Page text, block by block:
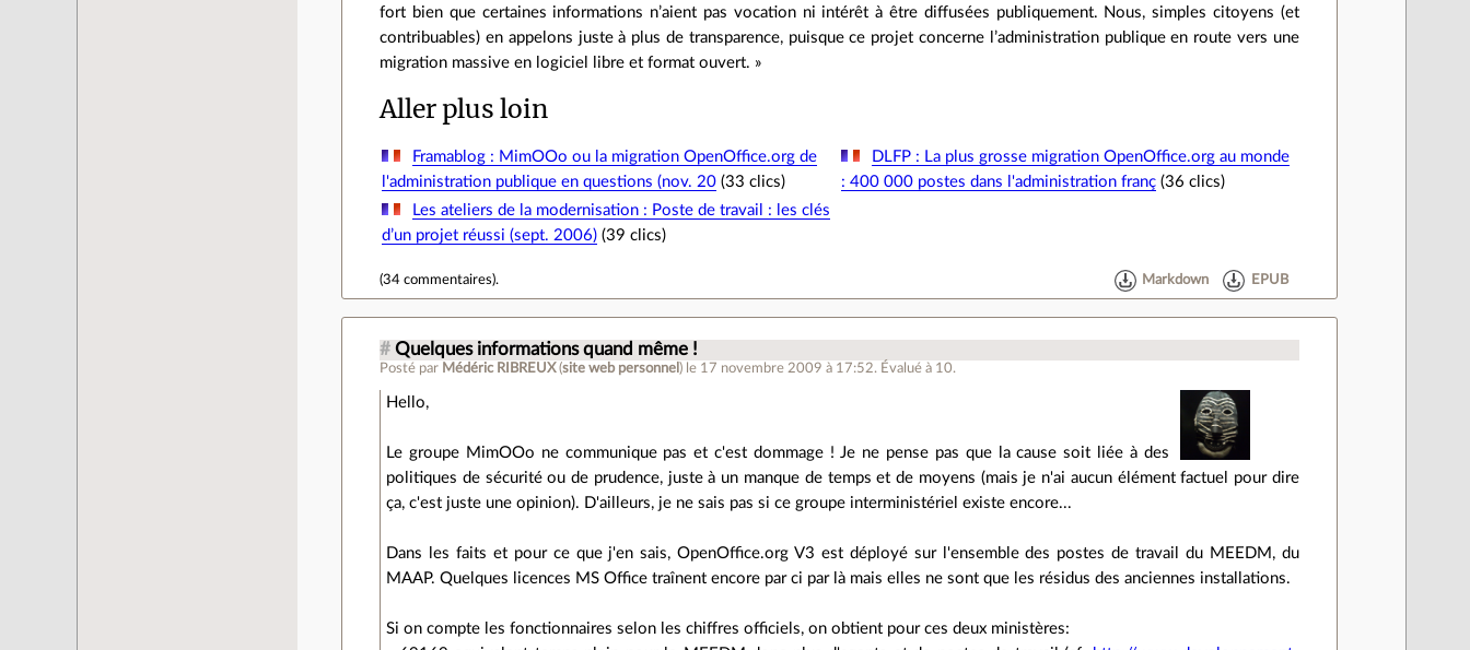
fort bien que certaines informations n’aient pas vocation ni intérêt à être diffusées publiquement. Nous, simples citoyens (et
contribuables) en appelons juste à plus de transparence, puisque ce projet concerne l’administration publique en route vers une
migration massive en logiciel libre et format ouvert. »
Aller plus loin
Framablog : MimOOo ou la migration OpenOffice.org de
l'administration publique en questions (nov. 20(33 clics)
DLFP : La plus grosse migration OpenOffice.org au monde
: 400 000 postes dans l'administration franç (36 clics)
Les ateliers de la modernisation : Poste de travail : les clés
d’un projet réussi (sept. 2006)(39 clics)
(34 commentaires). Markdown EPUB
# Quelques informations quand même !
Posté par Médéric RIBREUX (site web personnel ) le 17 novembre 2009 à 17:52. Évalué à 10.
Hello,
Le groupe MimOOo ne communique pas et c'est dommage ! Je ne pense pas que la cause soit liée à des
politiques de sécurité ou de prudence, juste à un manque de temps et de moyens (mais je n'ai aucun élément factuel pour dire
ça, c'est juste une opinion). D'ailleurs, je ne sais pas si ce groupe interministériel existe encore...
Dans les faits et pour ce que j'en sais, OpenOffice.org V3 est déployé sur l'ensemble des postes de travail du MEEDM, du
MAAP. Quelques licences MS Office traînent encore par ci par là mais elles ne sont que les résidus des anciennes installations.
Si on compte les fonctionnaires selon les chiffres officiels, on obtient pour ces deux ministères: